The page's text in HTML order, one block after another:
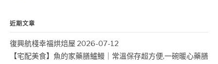
近期文章
復興航棧幸福烘焙屋 2026-07-12
【宅配美食】魚的家藥膳鱸鰻｜常溫保存超方便,一碗暖心藥膳